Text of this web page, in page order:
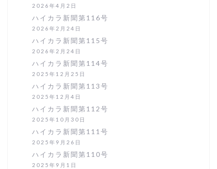
2026年4月2日
ハイカラ新聞第116号
2026年2月24日
ハイカラ新聞第115号
2026年2月24日
ハイカラ新聞第114号
2025年12月25日
ハイカラ新聞第113号
2025年12月4日
ハイカラ新聞第112号
2025年10月30日
ハイカラ新聞第111号
2025年9月26日
ハイカラ新聞第110号
2025年9月1日